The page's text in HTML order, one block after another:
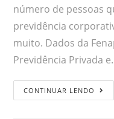
número de pessoas
previdência
muito. Dados da
Previdência Privada
CONTINUAR LENDO